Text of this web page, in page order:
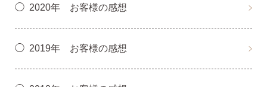
2020年 お客様の感想
2019年 お客様の感想